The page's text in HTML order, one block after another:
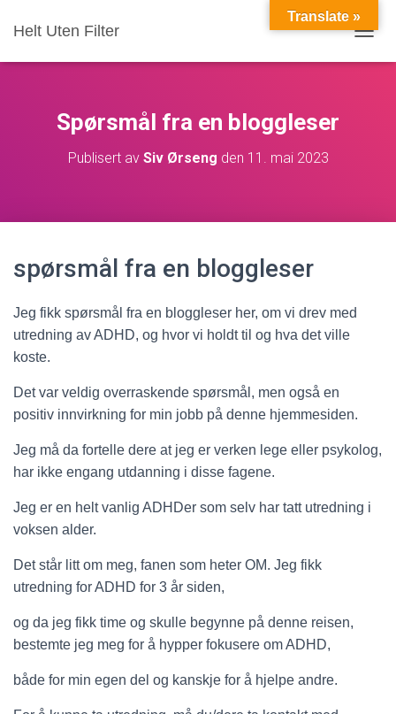
Helt Uten Filter
Spørsmål fra en bloggleser
Publisert av Siv Ørseng den 11. mai 2023
spørsmål fra en bloggleser
Jeg fikk spørsmål fra en bloggleser her, om vi drev med
utredning av ADHD, og hvor vi holdt til og hva det ville
koste.
Det var veldig overraskende spørsmål, men også en
positiv innvirkning for min jobb på denne hjemmesiden.
Jeg må da fortelle dere at jeg er verken lege eller psykolog,
har ikke engang utdanning i disse fagene.
Jeg er en helt vanlig ADHDer som selv har tatt utredning i
voksen alder.
Det står litt om meg, fanen som heter OM. Jeg fikk
utredning for ADHD for 3 år siden,
og da jeg fikk time og skulle begynne på denne reisen,
bestemte jeg meg for å hypper fokusere om ADHD,
både for min egen del og kanskje for å hjelpe andre.
Translate »